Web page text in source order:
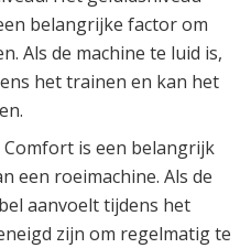
belangrijke factor om
Als de machine te luid is,
het trainen en kan het
is een belangrijk
een roeimachine. Als de
aanvoelt tijdens het
zijn om regelmatig te